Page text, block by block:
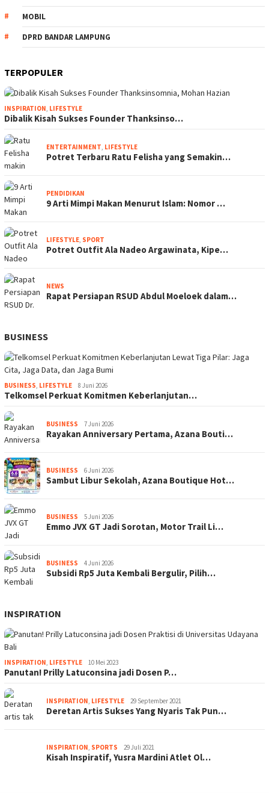
MOBIL
DPRD BANDAR LAMPUNG
TERPOPULER
INSPIRATION LIFESTYLE
Dibalik Kisah Sukses Founder Thanksinso…
ENTERTAINMENT LIFESTYLE
Potret Terbaru Ratu Felisha yang Semakin…
PENDIDIKAN
9 Arti Mimpi Makan Menurut Islam: Nomor …
LIFESTYLE SPORT
Potret Outfit Ala Nadeo Argawinata, Kipe…
NEWS
Rapat Persiapan RSUD Abdul Moeloek dalam…
BUSINESS
BUSINESS LIFESTYLE 8 Juni 2026
Telkomsel Perkuat Komitmen Keberlanjutan…
BUSINESS 7 Juni 2026
Rayakan Anniversary Pertama, Azana Bouti…
BUSINESS 6 Juni 2026
Sambut Libur Sekolah, Azana Boutique Hot…
BUSINESS 5 Juni 2026
Emmo JVX GT Jadi Sorotan, Motor Trail Li…
BUSINESS 4 Juni 2026
Subsidi Rp5 Juta Kembali Bergulir, Pilih…
INSPIRATION
INSPIRATION LIFESTYLE 10 Mei 2023
Panutan! Prilly Latuconsina jadi Dosen P…
INSPIRATION LIFESTYLE 29 September 2021
Deretan Artis Sukses Yang Nyaris Tak Pun…
INSPIRATION SPORTS 29 Juli 2021
Kisah Inspiratif, Yusra Mardini Atlet Ol…